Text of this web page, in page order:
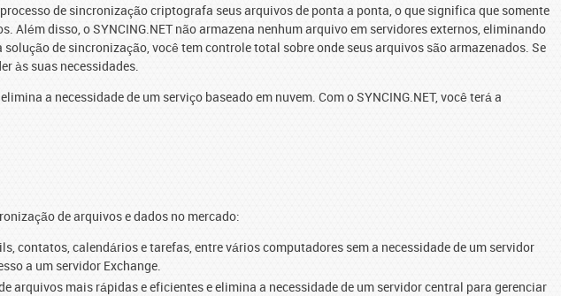
de sincronização criptografa seus arquivos de ponta a ponta, o que significa que somente
disso, o SYNCING.NET não armazena nenhum arquivo em servidores externos, eliminando
de sincronização, você tem controle total sobre onde seus arquivos são armazenados. Se
às suas necessidades.
a necessidade de um serviço baseado em nuvem. Com o SYNCING.NET, você terá a
de arquivos e dados no mercado:
contatos, calendários e tarefas, entre vários computadores sem a necessidade de um servidor
a um servidor Exchange.
arquivos mais rápidas e eficientes e elimina a necessidade de um servidor central para gerenciar